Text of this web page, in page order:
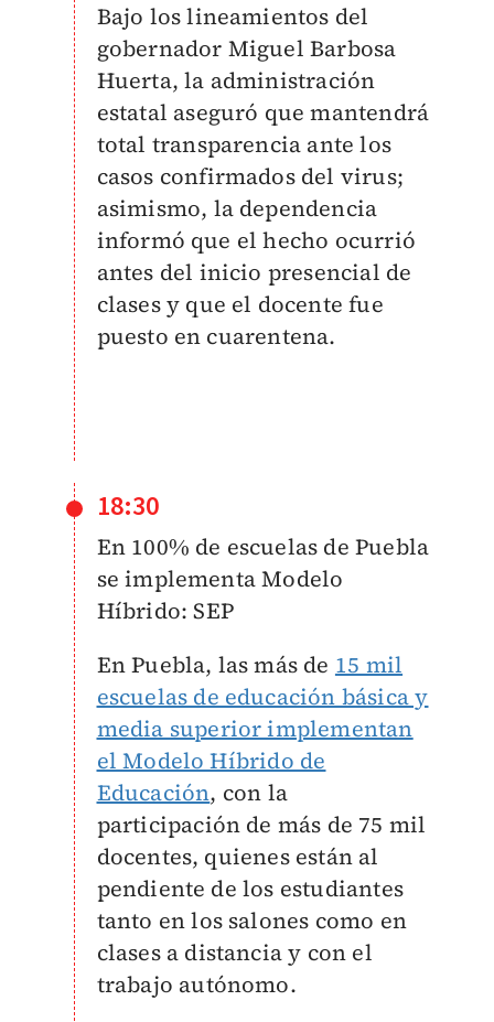
Bajo los lineamientos del
gobernador Miguel Barbosa
Huerta, la administración
estatal aseguró que mantendrá
total transparencia ante los
casos confirmados del virus;
asimismo, la dependencia
informó que el hecho ocurrió
antes del inicio presencial de
clases y que el docente fue
puesto en cuarentena.
18:30
En 100% de escuelas de Puebla
se implementa Modelo
Híbrido: SEP
En Puebla, las más de 15 mil
escuelas de educación básica y
media superior implementan
el Modelo Híbrido de
Educación, con la
participación de más de 75 mil
docentes, quienes están al
pendiente de los estudiantes
tanto en los salones como en
clases a distancia y con el
trabajo autónomo.